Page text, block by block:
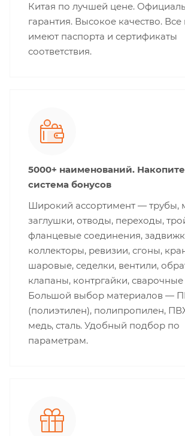
Китая по лучшей цене.
гарантия. Высокое качество. Все
имеют паспорта и сертификаты
соответствия.
5000+ наименований.
система бонусов
Широкий ассортимент — трубы,
заглушки, отводы, переходы,
фланцевые соединения,
коллекторы, ревизии, сгоны,
шаровые, седелки, вентили,
клапаны, контргайки,
Большой выбор материалов —
(полиэтилен), полипропилен,
медь, сталь. Удобный подбор по
параметрам.